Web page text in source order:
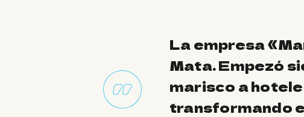
La empresa
Mata. Empezó
marisco a
transformando